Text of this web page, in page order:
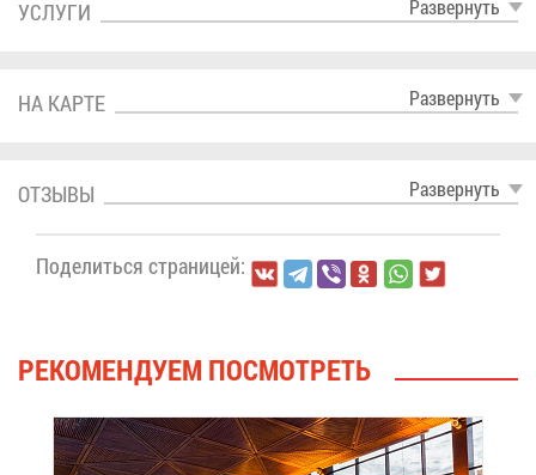
Раз­вер­нуть
УСЛУ­ГИ
Раз­вер­нуть
НА КАР­ТЕ
Раз­вер­нуть
ОТ­ЗЫ­ВЫ
По­де­лить­ся стра­ни­цей:
РЕ­КО­МЕН­ДУ­ЕМ ПО­СМОТ­РЕТЬ